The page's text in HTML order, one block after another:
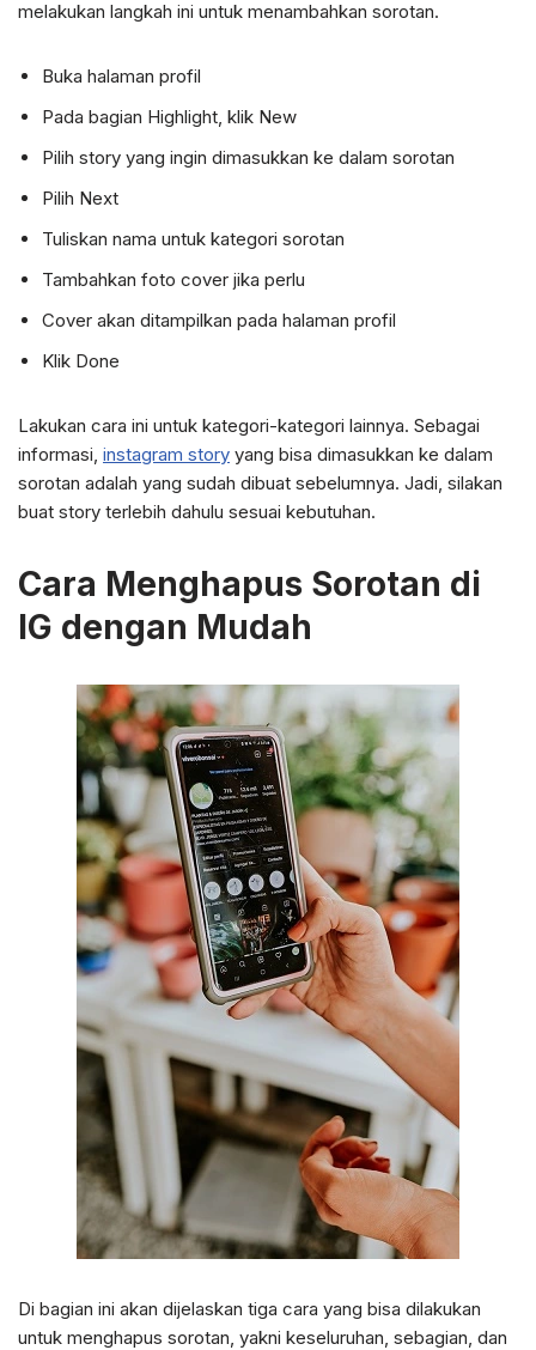
melakukan langkah ini untuk menambahkan sorotan.
Buka halaman profil
Pada bagian Highlight, klik New
Pilih story yang ingin dimasukkan ke dalam sorotan
Pilih Next
Tuliskan nama untuk kategori sorotan
Tambahkan foto cover jika perlu
Cover akan ditampilkan pada halaman profil
Klik Done
Lakukan cara ini untuk kategori-kategori lainnya. Sebagai
informasi, instagram story yang bisa dimasukkan ke dalam
sorotan adalah yang sudah dibuat sebelumnya. Jadi, silakan
buat story terlebih dahulu sesuai kebutuhan.
Cara Menghapus Sorotan di
IG dengan Mudah
Di bagian ini akan dijelaskan tiga cara yang bisa dilakukan
untuk menghapus sorotan, yakni keseluruhan, sebagian, dan